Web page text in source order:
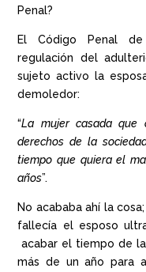
Penal?
El Código Penal
regulación del
sujeto activo la
demoledor:
“La mujer casada que
derechos de la
tiempo que quiera el
años”.
No acababa ahí la
fallecía el esposo
acabar el tiempo de
más de un año para